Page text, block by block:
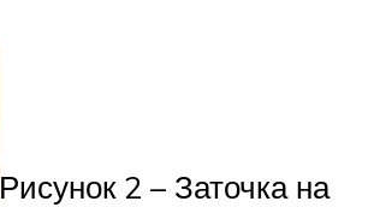
Рисунок 2 – Заточка на